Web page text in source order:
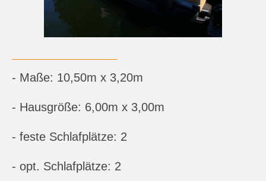
- Maße: 10,50m x 3,20m
- Hausgröße: 6,00m x 3,00m
- feste Schlafplätze: 2
- opt. Schlafplätze: 2